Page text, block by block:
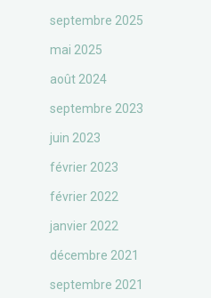
septembre 2025
mai 2025
août 2024
septembre 2023
juin 2023
février 2023
février 2022
janvier 2022
décembre 2021
septembre 2021